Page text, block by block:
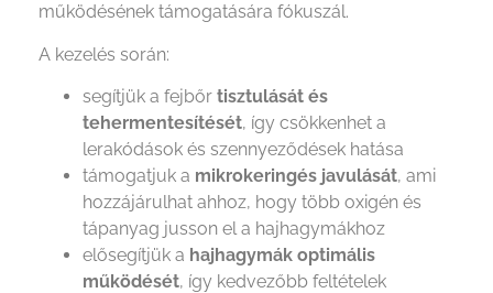
működésének támogatására fókuszál.
A kezelés során:
segítjük a fejbőr tisztulását és
tehermentesítését, így csökkenhet a
lerakódások és szennyeződések hatása
támogatjuk a mikrokeringés javulását, ami
hozzájárulhat ahhoz, hogy több oxigén és
tápanyag jusson el a hajhagymákhoz
elősegítjük a hajhagymák optimális
működését, így kedvezőbb feltételek